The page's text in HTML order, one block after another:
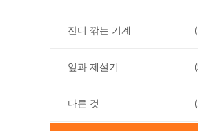
잔디 깎는 기계
잎과 제설기
다른 것